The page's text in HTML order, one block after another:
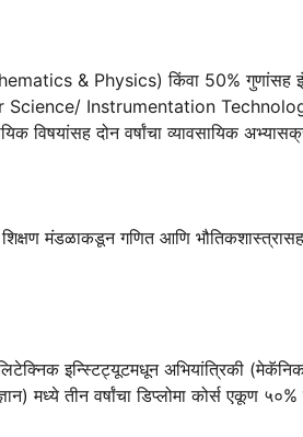
& Physics) किंवा 50% गुणांसह
Instrumentation
दोन वर्षांचा व्यावसायिक
शिक्षण मंडळाकडून गणित आणि
इन्स्टिट्यूटमधून अभियांत्रिकी
मध्ये तीन वर्षांचा डिप्लोमा कोर्स एकूण ५०%